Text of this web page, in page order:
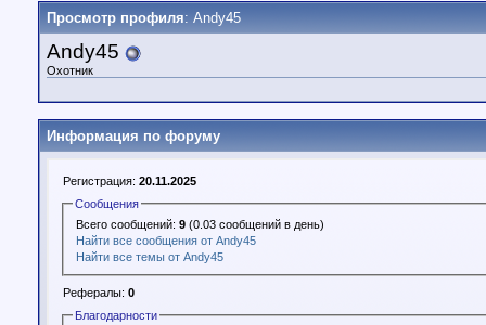
Просмотр профиля: Andy45
Andy45
Охотник
Информация по форуму
Регистрация: 20.11.2025
Сообщения
Всего сообщений:9 (0.03 сообщений в день)
Найти все сообщения от Andy45
Найти все темы от Andy45
Рефералы: 0
Благодарности